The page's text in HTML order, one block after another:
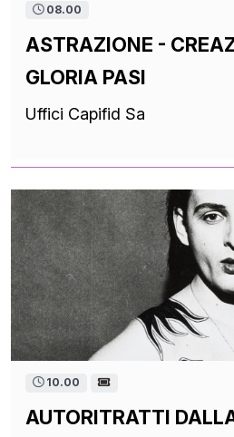
08.00
ASTRAZIONE -
GLORIA PASI
Uffici Capifid Sa
10.00
AUTORITRATTI